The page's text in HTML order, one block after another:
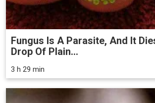
Fungus Is A Parasite, And It
Drop Of Plain...
3 h 29 min